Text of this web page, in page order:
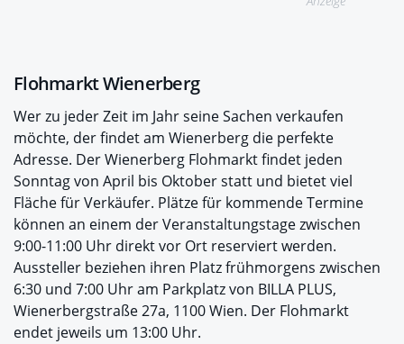
Flohmarkt Wienerberg
Wer zu jeder Zeit im Jahr seine Sachen verkaufen
möchte, der findet am Wienerberg die perfekte
Adresse. Der Wienerberg Flohmarkt findet jeden
Sonntag von April bis Oktober statt und bietet viel
Fläche für Verkäufer. Plätze für kommende Termine
können an einem der Veranstaltungstage zwischen
9:00-11:00 Uhr direkt vor Ort reserviert werden.
Aussteller beziehen ihren Platz frühmorgens zwischen
6:30 und 7:00 Uhr am Parkplatz von BILLA PLUS,
Wienerbergstraße 27a, 1100 Wien. Der Flohmarkt
endet jeweils um 13:00 Uhr.